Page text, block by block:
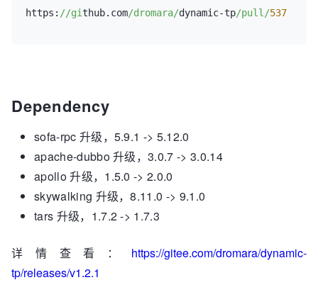
https: //github.com/dromara/dynamic-tp/pull/537
Dependency
sofa-rpc 升级，5.9.1 -> 5.12.0
apache-dubbo 升级，3.0.7 -> 3.0.14
apollo 升级，1.5.0 -> 2.0.0
skywalking 升级，8.11.0 -> 9.1.0
tars 升级，1.7.2 -> 1.7.3
详情查看： https://gitee.com/dromara/dynamic-
tp/releases/v1.2.1